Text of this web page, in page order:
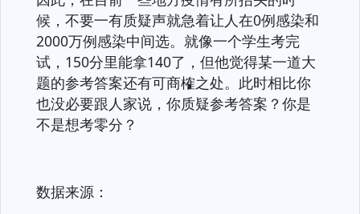
候，不要一有质疑声就急着让人在0例感染和
2000万例感染中间选。就像一个学生考完
试，150分里能拿140了，但他觉得某一道大
题的参考答案还有可商榷之处。此时相比你
也没必要跟人家说，你质疑参考答案？你是
不是想考零分？
数据来源：